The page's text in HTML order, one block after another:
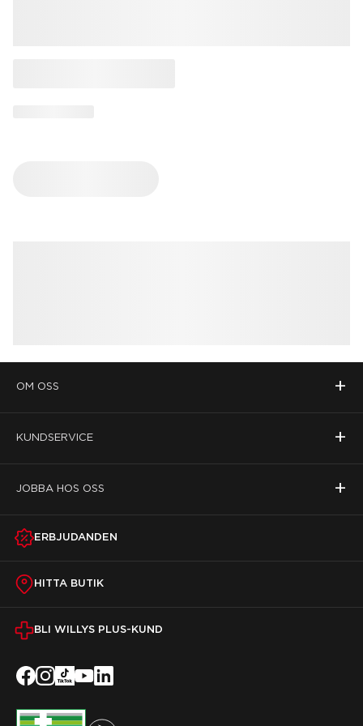
OM OSS +
KUNDSERVICE +
JOBBA HOS OSS +
ERBJUDANDEN
HITTA BUTIK
BLI WILLYS PLUS-KUND